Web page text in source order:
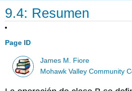
9.4: Resumen
Page ID
James M. Fiore
Mohawk Valley Community